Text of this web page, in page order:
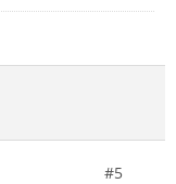
#5